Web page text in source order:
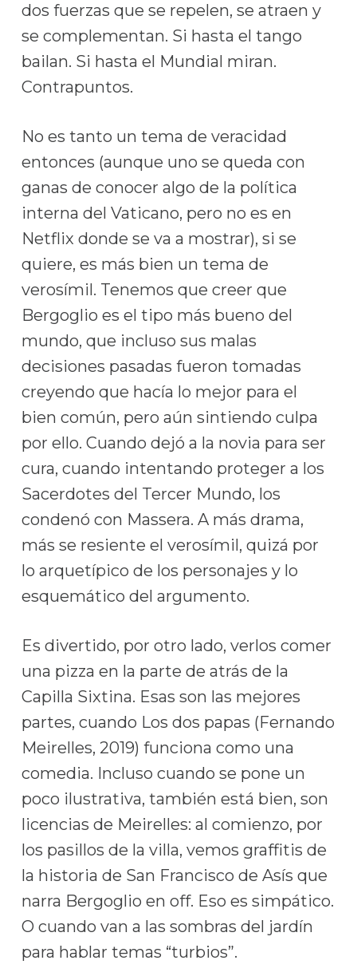
dos fuerzas que se repelen, se atraen y
se complementan. Si hasta el tango
bailan. Si hasta el Mundial miran.
Contrapuntos.
No es tanto un tema de veracidad
entonces (aunque uno se queda con
ganas de conocer algo de la política
interna del Vaticano, pero no es en
Netflix donde se va a mostrar), si se
quiere, es más bien un tema de
verosímil. Tenemos que creer que
Bergoglio es el tipo más bueno del
mundo, que incluso sus malas
decisiones pasadas fueron tomadas
creyendo que hacía lo mejor para el
bien común, pero aún sintiendo culpa
por ello. Cuando dejó a la novia para ser
cura, cuando intentando proteger a los
Sacerdotes del Tercer Mundo, los
condenó con Massera. A más drama,
más se resiente el verosímil, quizá por
lo arquetípico de los personajes y lo
esquemático del argumento.
Es divertido, por otro lado, verlos comer
una pizza en la parte de atrás de la
Capilla Sixtina. Esas son las mejores
partes, cuando Los dos papas (Fernando
Meirelles, 2019) funciona como una
comedia. Incluso cuando se pone un
poco ilustrativa, también está bien, son
licencias de Meirelles: al comienzo, por
los pasillos de la villa, vemos graffitis de
la historia de San Francisco de Asís que
narra Bergoglio en off. Eso es simpático.
O cuando van a las sombras del jardín
para hablar temas “turbios”.